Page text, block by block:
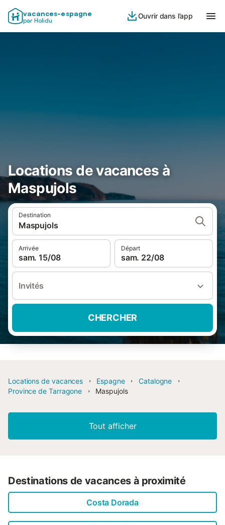
vacances-espagne
par Holidu
Ouvrir dans l’app
Locations de vacances à
Maspujols
Destination
Maspujols
Arrivée
sam. 15/08
Départ
sam. 22/08
Invités
CHERCHER
Locations de vacances Espagne
Catalogne
Province de Tarragone
Maspujols
Tout afficher
Destinations de vacances à proximité
Costa Dorada